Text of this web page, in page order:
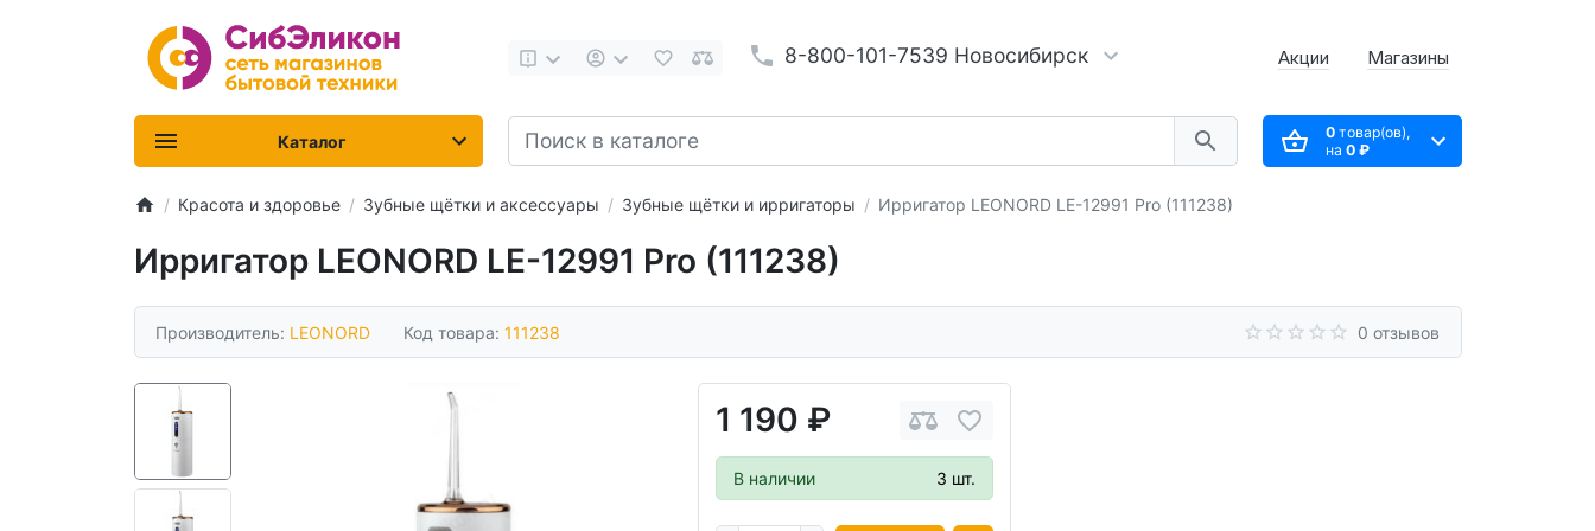
8-800-101-7539 Новосибирск Акции Магазины
0товар(ов),
на 0 ₽
Каталог
Красота и здоровье Зубные щётки и аксессуары Зубные щётки и ирригаторы Ирригатор LEONORD LE-12991 Pro (111238)
Ирригатор LEONORD LE-12991 Pro (111238)
Производитель: LEONORD Код товара: 111238 0 отзывов
1 190 ₽
В наличии 3 шт.